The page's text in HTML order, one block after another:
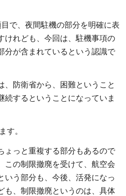
で、夜間駐機の部分を明確に表
けれども、今回は、駐機事項の
分が含まれているという認識で
、防衛省から、困難ということ
続するということになっていま
す。
っと重複する部分もあるので
この制限撤廃を受けて、航空会
いう部分も、今後、活発になっ
も、制限撤廃というのは、具体